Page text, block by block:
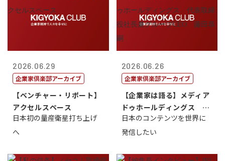
2026.06.29
企業家倶楽部アーカイブ
【ベンチャー・リポート】
アクセルスペース
日本初の量産衛星打ち上げ
へ
2026.06.26
企業家倶楽部アーカイブ
【企業家は語る】メディア
ドゥホールディングス 代
表取締役社長...
日本のコンテンツを世界に
発信したい